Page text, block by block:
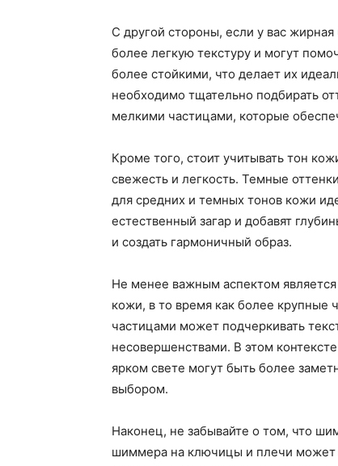
С другой стороны, если у вас
более легкую текстуру и могут
более стойкими, что делает их
необходимо тщательно подбирать
мелкими частицами, которые
Кроме того, стоит учитывать тон
свежесть и легкость. Темные
для средних и темных тонов кожи
естественный загар и добавят
и создать гармоничный образ.
Не менее важным аспектом
кожи, в то время как более крупные
частицами может подчеркивать
несовершенствами. В этом
ярком свете могут быть более
выбором.
Наконец, не забывайте о том, что
шиммера на ключицы и плечи может